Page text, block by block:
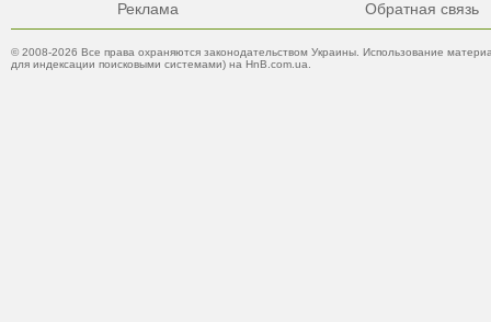
Реклама Обратная связь
© 2008-2026 Все права охраняются законодательством Украины. Использование
для индексации поисковыми системами) на HnB.com.ua.